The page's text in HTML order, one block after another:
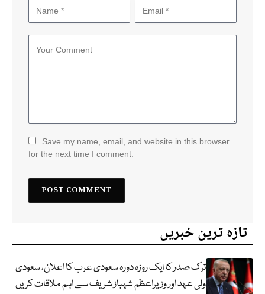
Save my name, email, and website in this browser
for the next time I comment.
تازہ ترین خبریں
ترک صدر کا ایک روزہ دورہ سعودی عرب کا اعلان، سعودی
ولی عہد اور وزیراعظم شہباز شریف سے اہم ملاقات کریں